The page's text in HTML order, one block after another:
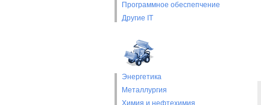
Программное обеспепчение
Другие IT
Энергетика
Металлургия
Химия и нефтехимия